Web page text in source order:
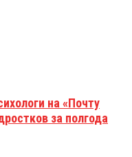
на «Почту
за полгода